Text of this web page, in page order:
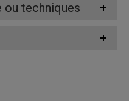
ou techniques